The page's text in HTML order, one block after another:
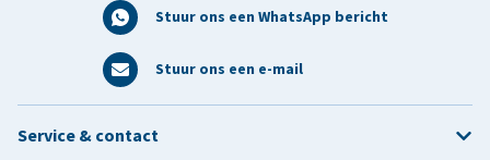
Stuur ons een WhatsApp bericht
Stuur ons een e-mail
Service & contact